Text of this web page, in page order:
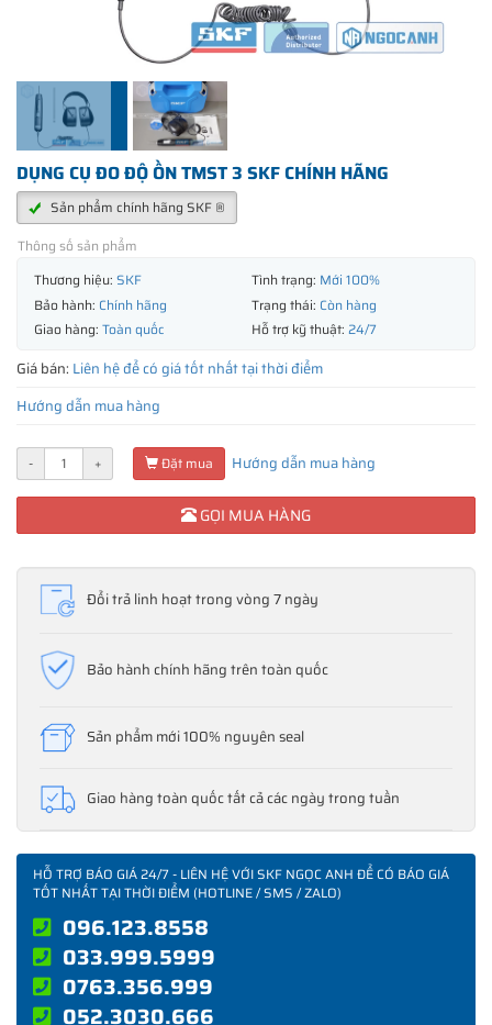
DỤNG CỤ ĐO ĐỘ ỒN TMST 3 SKF CHÍNH HÃNG
Sản phẩm chính hãng SKF ®
Thông số sản phẩm
Thương hiệu: SKF Tình trạng: Mới 100%
Bảo hành: Chính hãng Trạng thái: Còn hàng
Giao hàng: Toàn quốc Hỗ trợ kỹ thuật: 24/7
Giá bán: Liên hệ để có giá tốt nhất tại thời điểm
Hướng dẫn mua hàng
- + Đặt mua Hướng dẫn mua hàng
GỌI MUA HÀNG
Đổi trả linh hoạt trong vòng 7 ngày
Bảo hành chính hãng trên toàn quốc
Sản phẩm mới 100% nguyên seal
Giao hàng toàn quốc tất cả các ngày trong tuần
HỖ TRỢ BÁO GIÁ 24/7 - LIÊN HỆ VỚI SKF NGỌC ANH ĐỂ CÓ BÁO GIÁ
TỐT NHẤT TẠI THỜI ĐIỂM (HOTLINE / SMS / ZALO)
096.123.8558
033.999.5999
0763.356.999
052.3030.666